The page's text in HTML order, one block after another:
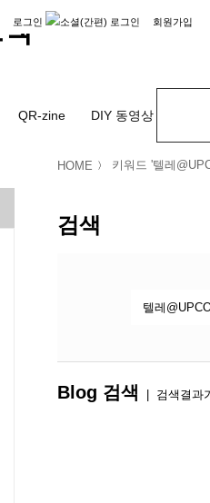
로그인 회원가입
QR-zine DIY 동영상
HOME 키워드 '텔레
검색
Blog 검색 검색결과